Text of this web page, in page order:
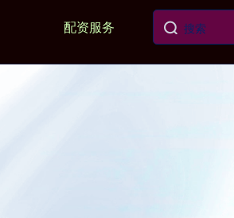
配资服务